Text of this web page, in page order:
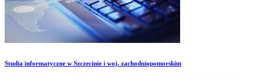
Studia informatyczne w Szczecinie i woj. zachodniopomorskim